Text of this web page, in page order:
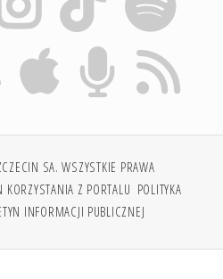
SA. WSZYSTKIE PRAWA
KORZYSTANIA Z PORTALU POLITYKA
INFORMACJI PUBLICZNEJ